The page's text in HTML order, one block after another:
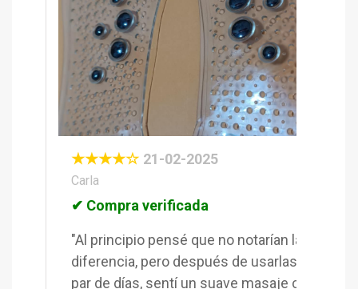
★★★★☆ 21-02-2025
Carla
✔ Compra verificada
"Al principio pensé que no notarían la
diferencia, pero después de usarlas un
par de días, sentí un suave masaje con